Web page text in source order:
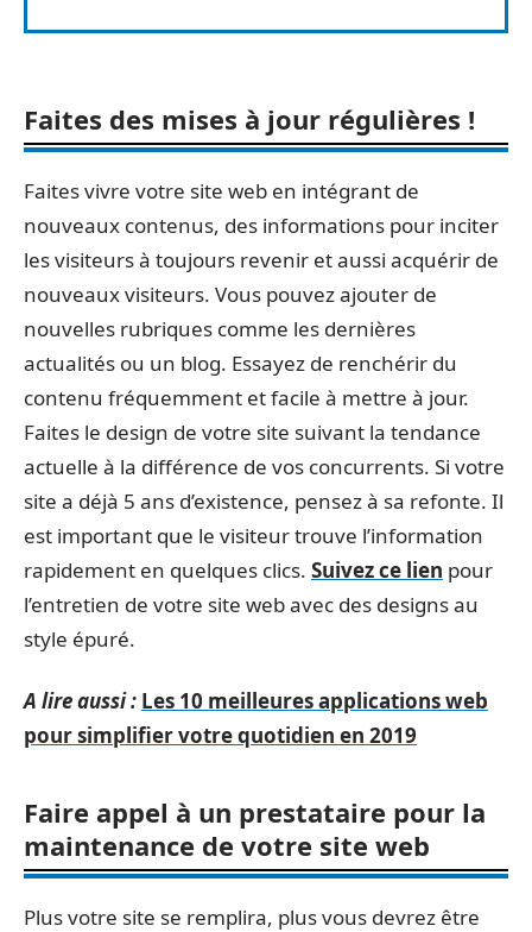
Faites des mises à jour régulières !
Faites vivre votre site web en intégrant de
nouveaux contenus, des informations pour inciter
les visiteurs à toujours revenir et aussi acquérir de
nouveaux visiteurs. Vous pouvez ajouter de
nouvelles rubriques comme les dernières
actualités ou un blog. Essayez de renchérir du
contenu fréquemment et facile à mettre à jour.
Faites le design de votre site suivant la tendance
actuelle à la différence de vos concurrents. Si votre
site a déjà 5 ans d’existence, pensez à sa refonte. Il
est important que le visiteur trouve l’information
rapidement en quelques clics. Suivez ce lien pour
l’entretien de votre site web avec des designs au
style épuré.
A lire aussi : Les 10 meilleures applications web
pour simplifier votre quotidien en 2019
Faire appel à un prestataire pour la
maintenance de votre site web
Plus votre site se remplira, plus vous devrez être